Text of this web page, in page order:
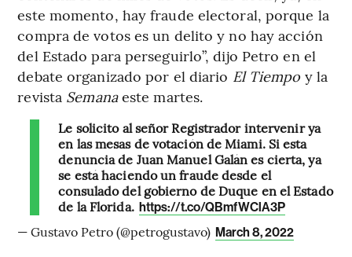
este momento, hay fraude electoral, porque la
compra de votos es un delito y no hay acción
del Estado para perseguirlo”, dijo Petro en el
debate organizado por el diario El Tiempo y la
revista Semanaeste martes.
Le solicito al señor Registrador intervenir ya
en las mesas de votación de Miami. Si esta
denuncia de Juan Manuel Galán es cierta, ya
se está haciendo un fraude desde el
consulado del gobierno de Duque en el Estado
de la Florida. https://t.co/QBmfWClA3P
— Gustavo Petro (@petrogustavo) March 8, 2022